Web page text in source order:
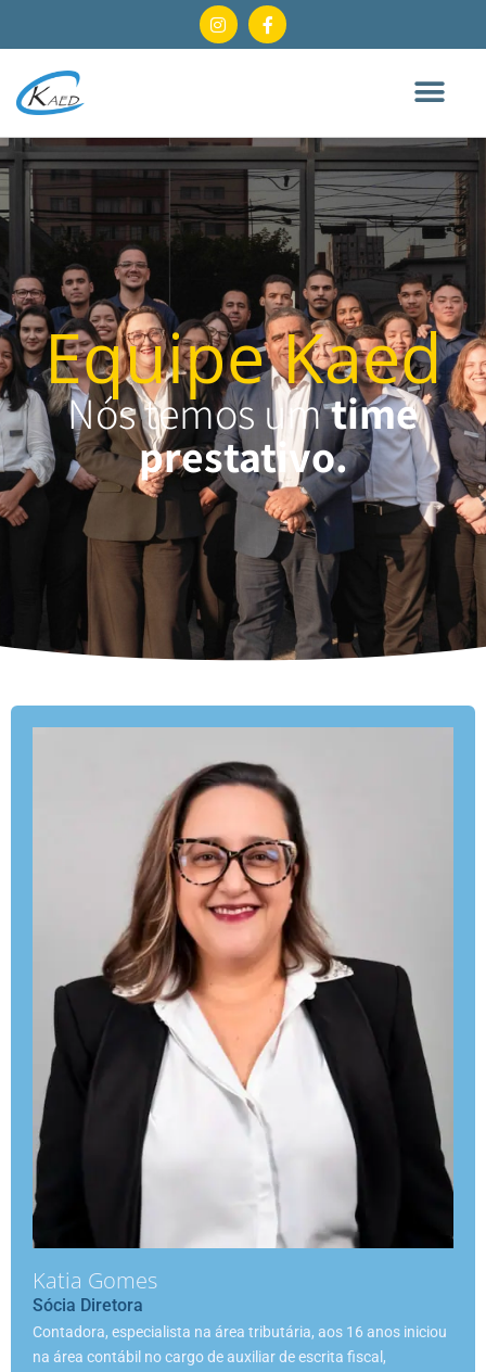
Equipe Kaed
Nós temos umtime
prestativo.
Katia Gomes
Sócia Diretora
Contadora, especialista na área tributária, aos 16 anos iniciou
na área contábil no cargo de auxiliar de escrita fiscal,